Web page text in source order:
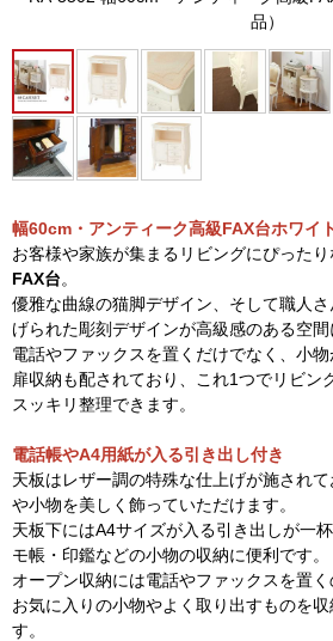
品）
幅60cm・アンティーク高級FAX台ホワイ
お客様や家族が集まるリビングにぴったり
FAX台。
優雅な曲線の猫脚デザイン、そして職人
げられた彫刻デザインが高級感のある空間
電話やファックスを置くだけでなく、小
扉収納も配されており、これ1つでリビン
スッキリ整理できます。
電話帳やA4用紙が入る引き出し付き
天板はレザー調の特殊な仕上げが施され
や小物を美しく飾っていただけます。
天板下にはA4サイズが入る引き出しが一
モ帳・印鑑などの小物の収納に便利です。
オープン収納には電話やファックスを置く
お気に入りの小物やよく取り出すものを
す。